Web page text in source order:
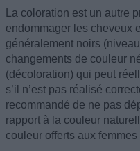
La coloration est un autre
endommager les cheveux
généralement noirs
changements de couleur
(décoloration) qui peut
s’il n’est pas réalisé
recommandé de ne pas
rapport à la couleur
couleur offerts aux